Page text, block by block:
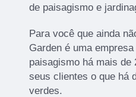
de paisagismo e
Para você que ainda
Garden é uma
paisagismo há mais de
seus clientes o que há
verdes.